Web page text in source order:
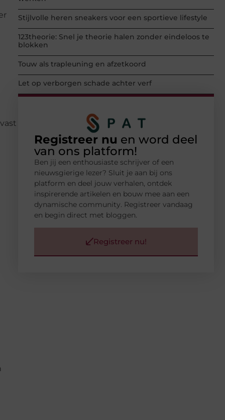
Stijlvolle heren sneakers voor een sportieve lifestyle
123theorie: Snel je theorie halen zonder eindeloos te
blokken
Touw als trapleuning en afzetkoord
Let op verborgen schade achter verf
Registreer nu en word deel
van ons platform!
Ben jij een enthousiaste schrijver of een
nieuwsgierige lezer? Sluit je aan bij ons
platform en deel jouw verhalen, ontdek
inspirerende artikelen en bouw mee aan een
dynamische community. Registreer vandaag
en begin direct met bloggen.
Registreer nu!